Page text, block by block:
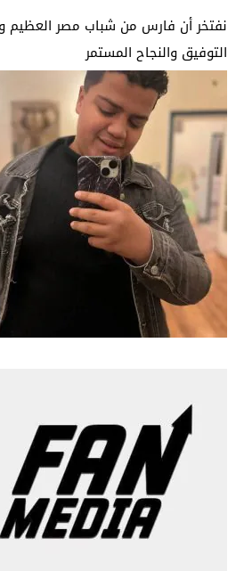
نفتخر أن فارس من شباب مصر العظيم
التوفيق والنجاح المستمر